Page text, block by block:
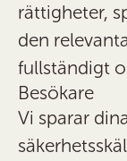
rättigheter,
den
fullständigt
Besökare
Vi sparar